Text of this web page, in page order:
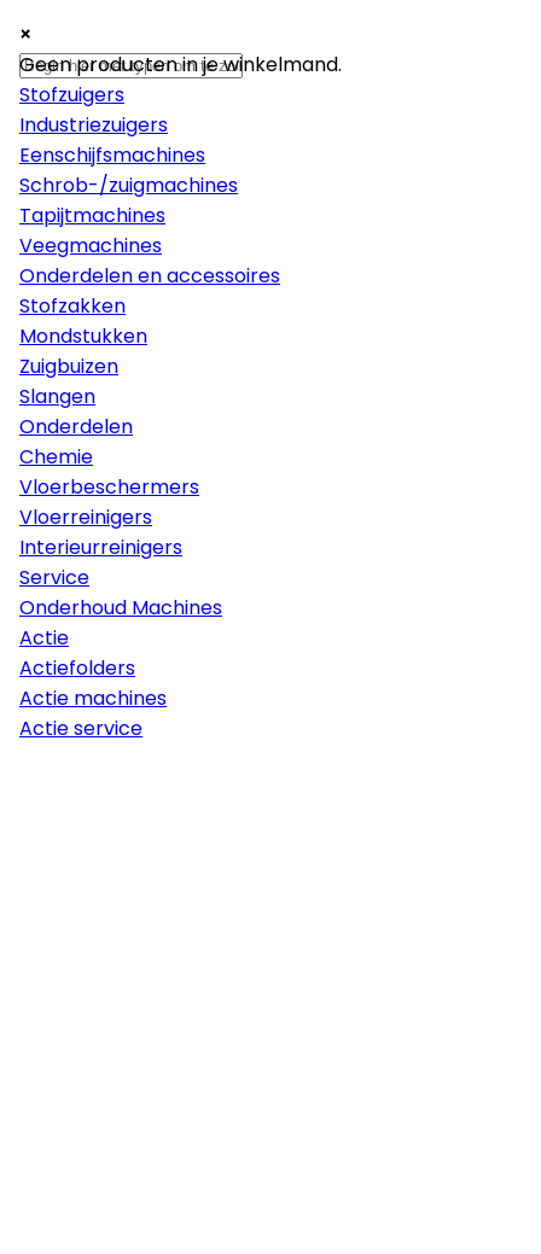
×
Machines
Stofzuigers
Industriezuigers
Eenschijfsmachines
Schrob-/zuigmachines
Tapijtmachines
Veegmachines
Onderdelen en accessoires
Stofzakken
Mondstukken
Zuigbuizen
Slangen
Onderdelen
Chemie
Vloerbeschermers
Vloerreinigers
Interieurreinigers
Service
Onderhoud Machines
Actie
Actiefolders
Actie machines
Actie service
×
×
Geen producten in je winkelmand.